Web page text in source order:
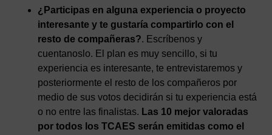
¿Participas en alguna experiencia o proyecto
interesante y te gustaría compartirlo con el
resto de compañeras?. Escríbenos y
cuentanoslo. El plan es muy sencillo, si tu
experiencia es interesante, te entrevistaremos y
posteriormente el resto de los compañeros por
medio de sus votos decidirán si tu experiencia está
o no entre las finalistas. Las 10 mejor valoradas
por todos los TCAES serán emitidas como el